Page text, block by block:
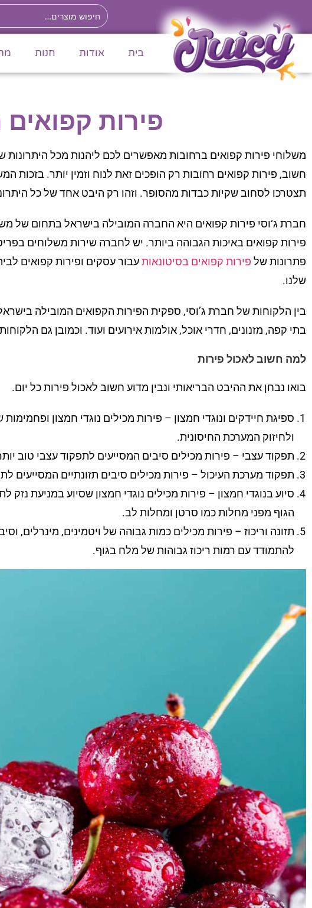
בית אודות חנות
פירות קפואים
משלוחי פירות קפואים ברחובות מאפשרים לכם ליהנות מכל
חשוב, פירות קפואים רחובות רק הופכים זאת לנוח וזמין יותר. בזכות
תצטרכו לסחוב שקיות כבדות מהסופר. וזהו רק היבט אחד של כל
חברת ג‘וסי פירות קפואים היא החברה המובילה בישראל בתחום של
פירות קפואים באיכות הגבוהה ביותר. יש לחברה שירות משלוחים
פתרונות של פירות קפואים בסיטונאותעבור עסקים ופירות קפואים
שלנו.
בין הלקוחות של חברת ג’וסי, ספקית הפירות הקפואים המובילה
בתי קפה, מזנונים, חדרי אוכל, אולמות אירועים ועוד. וכמובן גם
למה חשוב לאכול פירות
בואו נבחן את ההיבט הבריאותי ונבין מדוע חשוב לאכול פירות כל יום.
ספיגת חיידקים ונוגדי חמצון – פירות מכילים נוגדי חמצון
ולחיזוק המערכת החיסונית.
תפקוד עצבי – פירות מכילים סיבים המסייעים לתפקוד עצבי טוב
תפקוד מערכת העיכול – פירות מכילים סיבים תזונתיים המסייעים
סיוע בנוגדי חמצון – פירות מכילים נוגדי חמצון שסיוע במניעת נזק
הגוף מפני מחלות כמו סרטן ומחלות לב.
תזונה וריכוז – פירות מכילים כמות גבוהה של ויטמינים, מינרלים,
להתמודד עם רמות ריכוז גבוהות של מלח בגוף.